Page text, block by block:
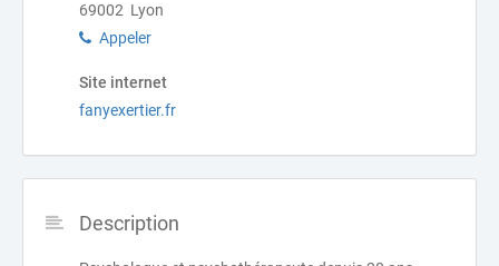
69002 Lyon
Appeler
Site internet
fanyexertier.fr
Description